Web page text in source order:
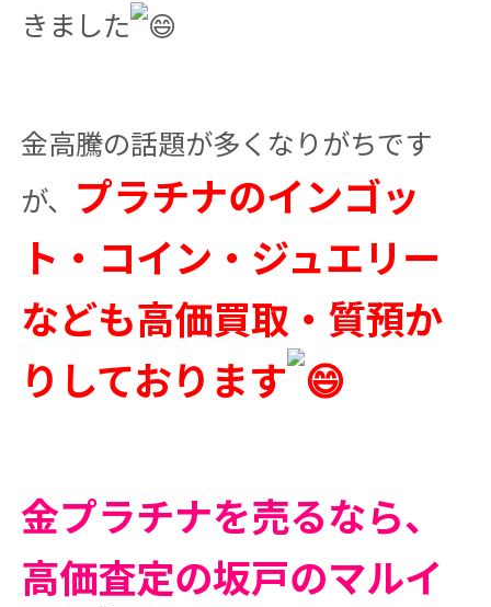
きました
金高騰の話題が多くなりがちです
が、 プラチナのインゴッ
ト・コイン・ジュエリー
なども高価買取・質預か
りしております
金プラチナを売るなら、
高価査定の坂戸のマルイ